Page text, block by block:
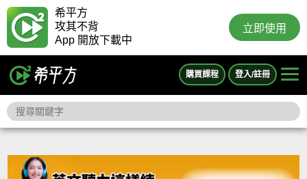
希平方
攻其不背
App 開放下載中
立即使用
購買課程 登入/註冊